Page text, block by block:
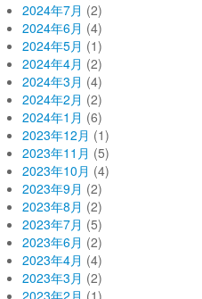
2024年7月 (2)
2024年6月 (4)
2024年5月 (1)
2024年4月 (2)
2024年3月 (4)
2024年2月 (2)
2024年1月 (6)
2023年12月 (1)
2023年11月 (5)
2023年10月 (4)
2023年9月 (2)
2023年8月 (2)
2023年7月 (5)
2023年6月 (2)
2023年4月 (4)
2023年3月 (2)
2023年2月 (1)